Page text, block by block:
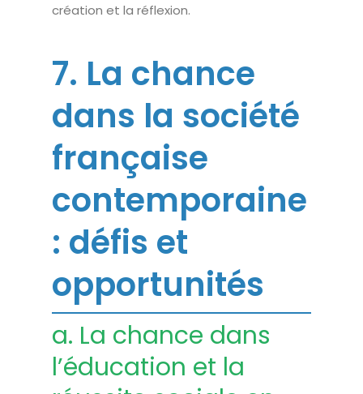
création et la réflexion.
7. La chance
dans la société
française
contemporaine
: défis et
opportunités
a. La chance dans
l’éducation et la